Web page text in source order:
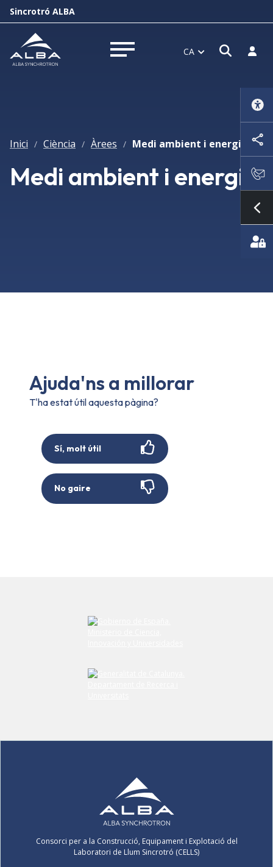
Sincrotró ALBA
Obrir menú CA Obrir
Inici / Ciència / Àrees / Medi ambient i energia
Medi ambient i energia
Ajuda'ns a millorar
T'ha estat útil aquesta pàgina?
Sí, molt útil
No gaire
Consorci per a la Construcció, Equipament i Explotació del
Laboratori de Llum Sincrotró (CELLS)